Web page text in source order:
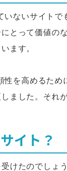
ないサイト
とって価値の
ます。
を高めるた
ました。それ
イト？
けたのでしょ